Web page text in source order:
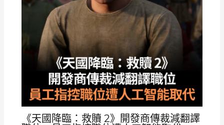
《天國降臨：救贖 2》開發商傳裁減翻譯